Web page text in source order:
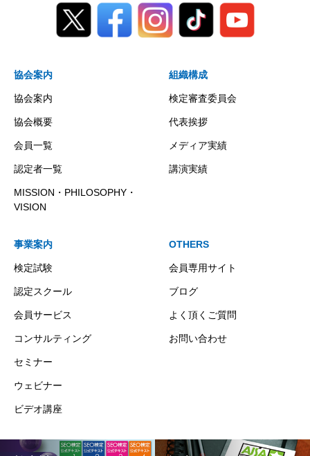
協会案内
協会案内
協会概要
会員一覧
認定者一覧
MISSION・PHILOSOPHY・
VISION
組織構成
検定審査委員会
代表挨拶
メディア実績
講演実績
事業案内
検定試験
認定スクール
会員サービス
コンサルティング
セミナー
ウェビナー
ビデオ講座
OTHERS
会員専用サイト
ブログ
よく頂くご質問
お問い合わせ